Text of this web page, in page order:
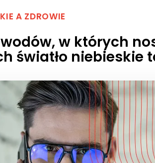
A ZDROWIE
w których
światło niebieskie